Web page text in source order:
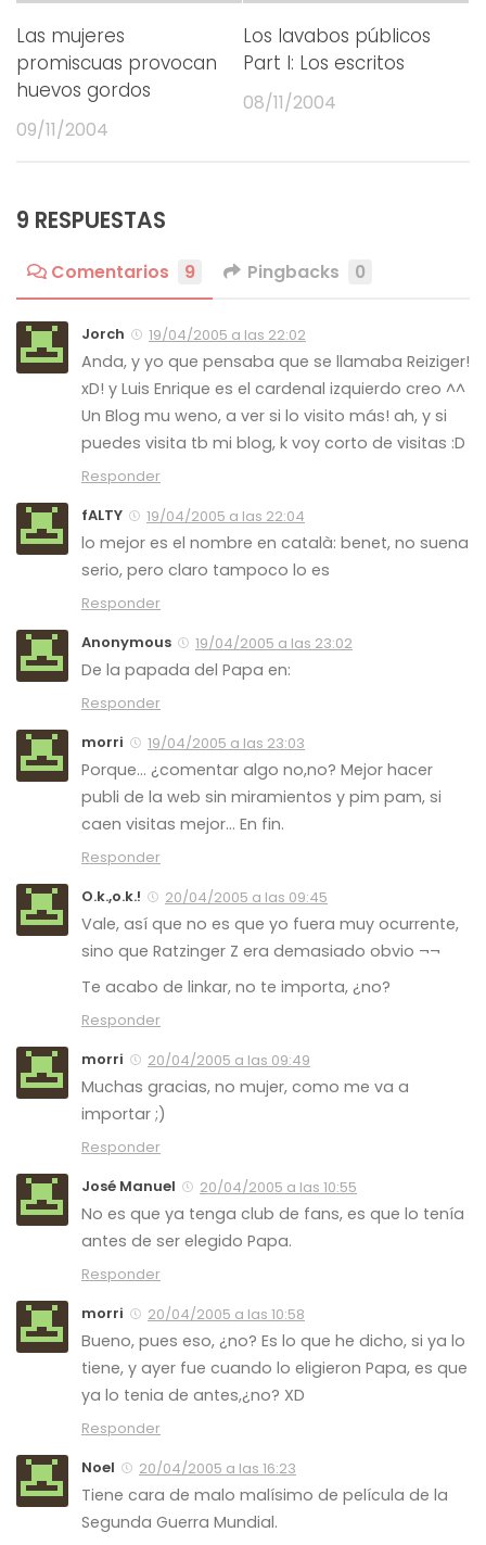
Las mujeres
promiscuas provocan
huevos gordos
09/11/2004
Los lavabos públicos
Part I: Los escritos
08/11/2004
9 RESPUESTAS
Comentarios 9 Pingbacks 0
Jorch 19/04/2005 a las 22:02
Anda, y yo que pensaba que se llamaba Reiziger!
xD! y Luis Enrique es el cardenal izquierdo creo ^^
Un Blog mu weno, a ver si lo visito más! ah, y si
puedes visita tb mi blog, k voy corto de visitas :D
Responder
fALTY
19/04/2005 a las 22:04
lo mejor es el nombre en català: benet, no suena
serio, pero claro tampoco lo es
Responder
Anonymous
19/04/2005 a las 23:02
De la papada del Papa en:
Responder
morri
19/04/2005 a las 23:03
Porque… ¿comentar algo no,no? Mejor hacer
publi de la web sin miramientos y pim pam, si
caen visitas mejor… En fin.
Responder
O.k.,o.k.!
20/04/2005 a las 09:45
Vale, así que no es que yo fuera muy ocurrente,
sino que Ratzinger Z era demasiado obvio ¬¬
Te acabo de linkar, no te importa, ¿no?
Responder
morri
20/04/2005 a las 09:49
Muchas gracias, no mujer, como me va a
importar ;)
Responder
José Manuel
20/04/2005 a las 10:55
No es que ya tenga club de fans, es que lo tenía
antes de ser elegido Papa.
Responder
morri
20/04/2005 a las 10:58
Bueno, pues eso, ¿no? Es lo que he dicho, si ya lo
tiene, y ayer fue cuando lo eligieron Papa, es que
ya lo tenia de antes,¿no? XD
Responder
Noel
20/04/2005 a las 16:23
Tiene cara de malo malísimo de película de la
Segunda Guerra Mundial.